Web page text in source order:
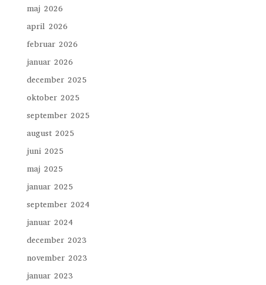
maj 2026
april 2026
februar 2026
januar 2026
december 2025
oktober 2025
september 2025
august 2025
juni 2025
maj 2025
januar 2025
september 2024
januar 2024
december 2023
november 2023
januar 2023